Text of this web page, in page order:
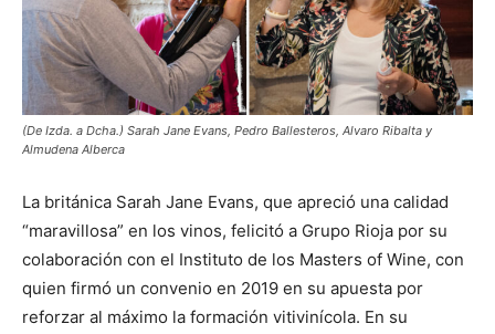
(De Izda. a Dcha.) Sarah Jane Evans, Pedro Ballesteros, Alvaro Ribalta y
Almudena Alberca
La británica Sarah Jane Evans, que apreció una calidad
“maravillosa” en los vinos, felicitó a Grupo Rioja por su
colaboración con el Instituto de los Masters of Wine, con
quien firmó un convenio en 2019 en su apuesta por
reforzar al máximo la formación vitivinícola. En su